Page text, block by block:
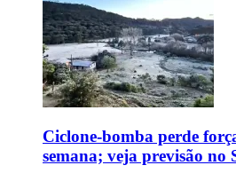
Ciclone-bomba perde
semana; veja previsão no